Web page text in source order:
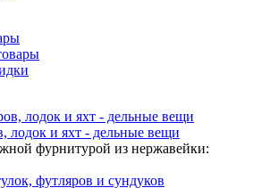
лодок и яхт - дельные вещи
фурнитурой из нержавейки: